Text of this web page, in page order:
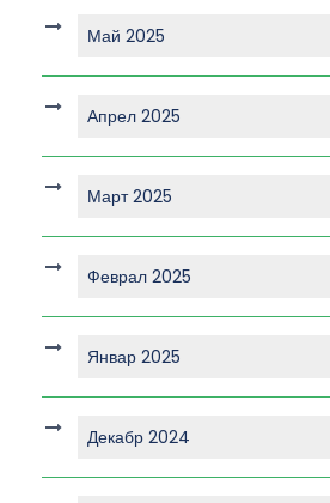
Май 2025
Апрел 2025
Март 2025
Феврал 2025
Январ 2025
Декабр 2024